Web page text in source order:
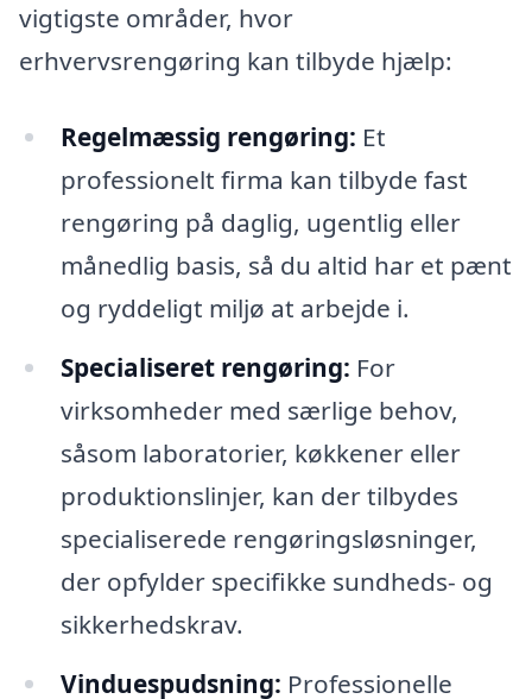
vigtigste områder, hvor
erhvervsrengøring kan tilbyde hjælp:
Regelmæssig rengøring: Et
professionelt firma kan tilbyde fast
rengøring på daglig, ugentlig eller
månedlig basis, så du altid har et pænt
og ryddeligt miljø at arbejde i.
Specialiseret rengøring: For
virksomheder med særlige behov,
såsom laboratorier, køkkener eller
produktionslinjer, kan der tilbydes
specialiserede rengøringsløsninger,
der opfylder specifikke sundheds- og
sikkerhedskrav.
Vinduespudsning: Professionelle